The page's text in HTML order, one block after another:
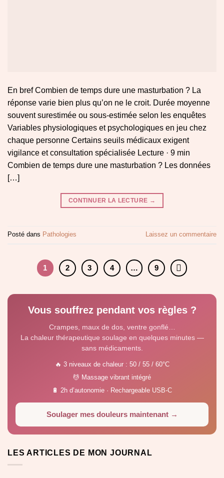
En bref Combien de temps dure une masturbation ? La
réponse varie bien plus qu’on ne le croit. Durée moyenne
souvent surestimée ou sous-estimée selon les enquêtes
Variables physiologiques et psychologiques en jeu chez
chaque personne Certains seuils médicaux exigent
vigilance et consultation spécialisée Lecture · 9 min
Combien de temps dure une masturbation ? Les données
[…]
CONTINUER LA LECTURE →
Posté dans Pathologies Laissez un commentaire
1 2 3 4 … 9
Vous souffrez pendant vos règles ?
Crampes, maux de dos, ventre gonflé…
La chaleur thérapeutique soulage en quelques minutes —
sans médicaments.
🔥 3 niveaux de chaleur : 50 / 55 / 60°C
💆 Massage vibrant intégré
🔋 2h d’autonomie · Rechargeable USB-C
Soulager mes douleurs maintenant →
LES ARTICLES DE MON JOURNAL